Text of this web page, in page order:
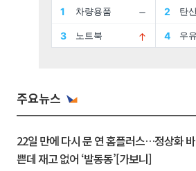
주요뉴스
22일 만에 다시 문 연 홈플러스…정상화 바
쁜데 재고 없어 ‘발동동’[가보니]